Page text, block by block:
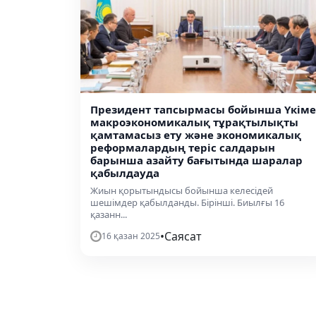
Президент тапсырмасы бойынша
макроэкономикалық тұрақтылықты
қамтамасыз ету және экономикалық
реформалардың теріс салдарын
барынша азайту бағытында шаралар
қабылдауда
Жиын қорытындысы бойынша келесідей
шешімдер қабылданды. Бірінші. Биылғы 16
қазанн...
16 қазан 2025•Саясат